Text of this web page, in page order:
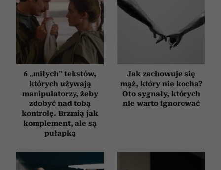
6 „miłych” tekstów,
których używają
manipulatorzy, żeby
zdobyć nad tobą
kontrolę. Brzmią jak
komplement, ale są
pułapką
Jak zachowuje się
mąż, który nie kocha?
Oto sygnały, których
nie warto ignorować